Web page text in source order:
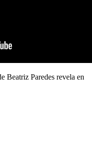
Beatriz Paredes revela en